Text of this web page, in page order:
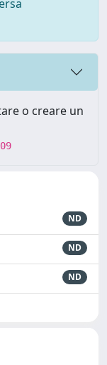
o creare un
ND
ND
ND